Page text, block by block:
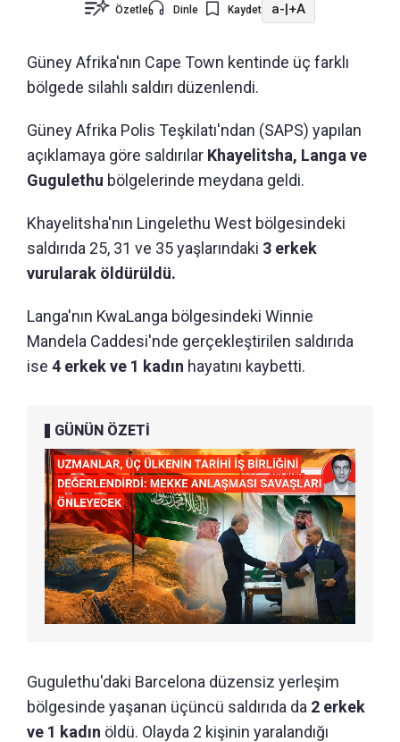
Özetle Dinle Kaydet a-|+A
Güney Afrika'nın Cape Town kentinde üç farklı
bölgede silahlı saldırı düzenlendi.
Güney Afrika Polis Teşkilatı'ndan (SAPS) yapılan
açıklamaya göre saldırılar Khayelitsha, Langa ve
Gugulethu bölgelerinde meydana geldi.
Khayelitsha'nın Lingelethu West bölgesindeki
saldırıda 25, 31 ve 35 yaşlarındaki 3 erkek
vurularak öldürüldü.
Langa'nın KwaLanga bölgesindeki Winnie
Mandela Caddesi'nde gerçekleştirilen saldırıda
ise 4 erkek ve 1 kadın hayatını kaybetti.
GÜNÜN ÖZETİ
Gugulethu'daki Barcelona düzensiz yerleşim
bölgesinde yaşanan üçüncü saldırıda da 2 erkek
ve 1 kadın öldü. Olayda 2 kişinin yaralandığı